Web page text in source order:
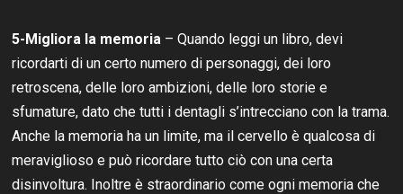
5-Migliora la memoria – Quando leggi un libro, devi
ricordarti di un certo numero di personaggi, dei loro
retroscena, delle loro ambizioni, delle loro storie e
sfumature, dato che tutti i dentagli s’intrecciano con la trama.
Anche la memoria ha un limite, ma il cervello è qualcosa di
meraviglioso e può ricordare tutto ciò con una certa
disinvoltura. Inoltre è straordinario come ogni memoria che